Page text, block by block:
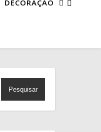
DECORAÇÃO
Pesquisar